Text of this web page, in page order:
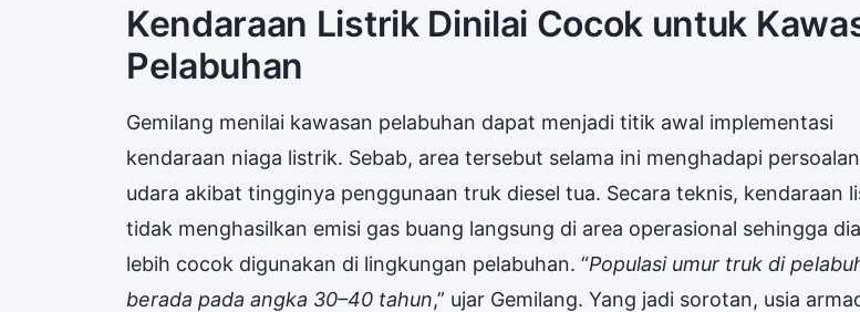
Kendaraan Listrik Dinilai Cocok untuk
Pelabuhan
Gemilang menilai kawasan pelabuhan dapat menjadi titik awal implementasi
kendaraan niaga listrik. Sebab, area tersebut selama ini menghadapi
udara akibat tingginya penggunaan truk diesel tua. Secara teknis, kendaraan
tidak menghasilkan emisi gas buang langsung di area operasional sehingga
lebih cocok digunakan di lingkungan pelabuhan. “Populasi umur truk di
berada pada angka 30–40 tahun,” ujar Gemilang. Yang jadi sorotan, usia